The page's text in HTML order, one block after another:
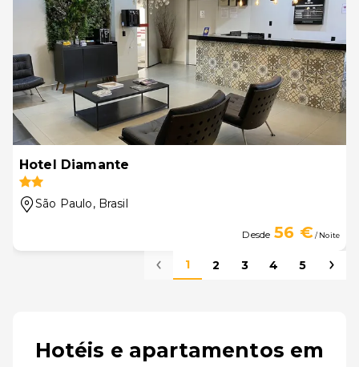
Hotel Diamante
São Paulo, Brasil
Desde 56 €/ Noite
1 2 3 4 5
Hotéis e apartamentos em